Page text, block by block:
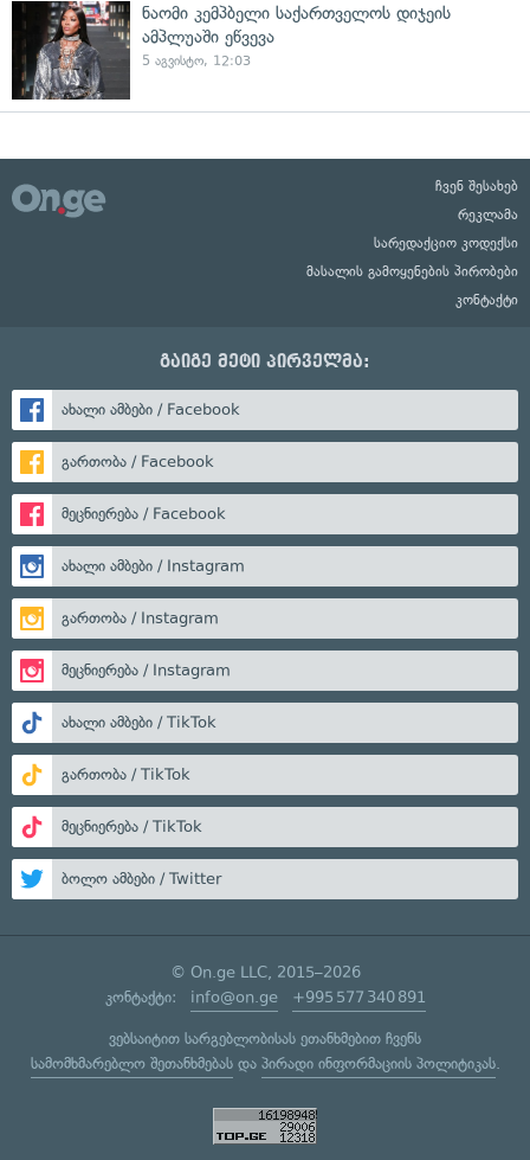
ნაომი კემპბელი საქართველოს დიჯეის
ამპლუაში ეწვევა
5 აგვისტო, 12:03
ჩვენ შესახებ
რეკლამა
სარედაქციო კოდექსი
მასალის გამოყენების პირობები
კონტაქტი
გაიგე მეტი პირველმა:
ახალი ამბები / Facebook
გართობა / Facebook
მეცნიერება / Facebook
ახალი ამბები / Instagram
გართობა / Instagram
მეცნიერება / Instagram
ახალი ამბები / TikTok
გართობა / TikTok
მეცნიერება / TikTok
ბოლო ამბები / Twitter
© On.ge LLC, 2015–2026
კონტაქტი: info@on.ge +995 577 340 891
ვებსაიტით სარგებლობისას ეთანხმებით ჩვენს
სამომხმარებლო შეთანხმებასდა პირადი ინფორმაციის პოლიტიკას.